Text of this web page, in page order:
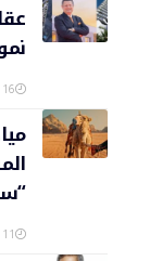
16 يوليو، 2026
11 يوليو، 2026